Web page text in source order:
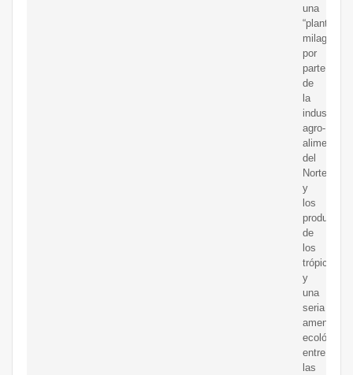
una
“planta
milagrosa”
por
parte
de
la
industria
agro-
alimenticia
del
Norte
y
los
de
los
trópicos,
y
una
seria
amenaza
ecológica
entre
las